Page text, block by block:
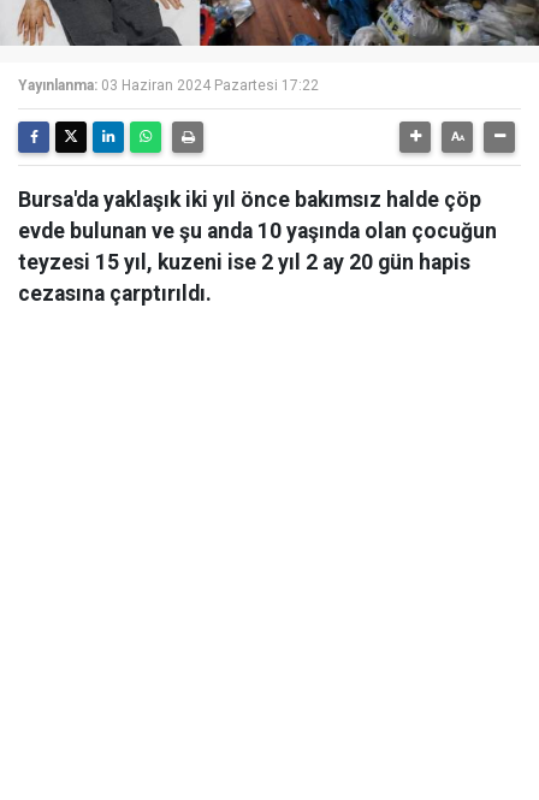
Yayınlanma: 03 Haziran 2024 Pazartesi 17:22
Bursa'da yaklaşık iki yıl önce bakımsız halde çöp
evde bulunan ve şu anda 10 yaşında olan çocuğun
teyzesi 15 yıl, kuzeni ise 2 yıl 2 ay 20 gün hapis
cezasına çarptırıldı.